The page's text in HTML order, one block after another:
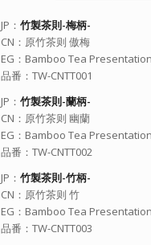
JP： 竹製茶則-梅柄-
CN：原竹茶则 傲梅
EG：Bamboo Tea
品番：TW-CNTT001
JP： 竹製茶則-蘭柄-
CN：原竹茶则 幽蘭
EG：Bamboo Tea
品番：TW-CNTT002
JP： 竹製茶則-竹柄-
CN：原竹茶则 竹
EG：Bamboo Tea
品番：TW-CNTT003